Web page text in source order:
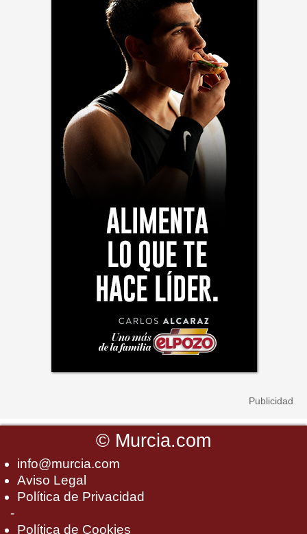
© Murcia.com
info@murcia.com
Aviso Legal
Política de Privacidad
-
Política de Cookies